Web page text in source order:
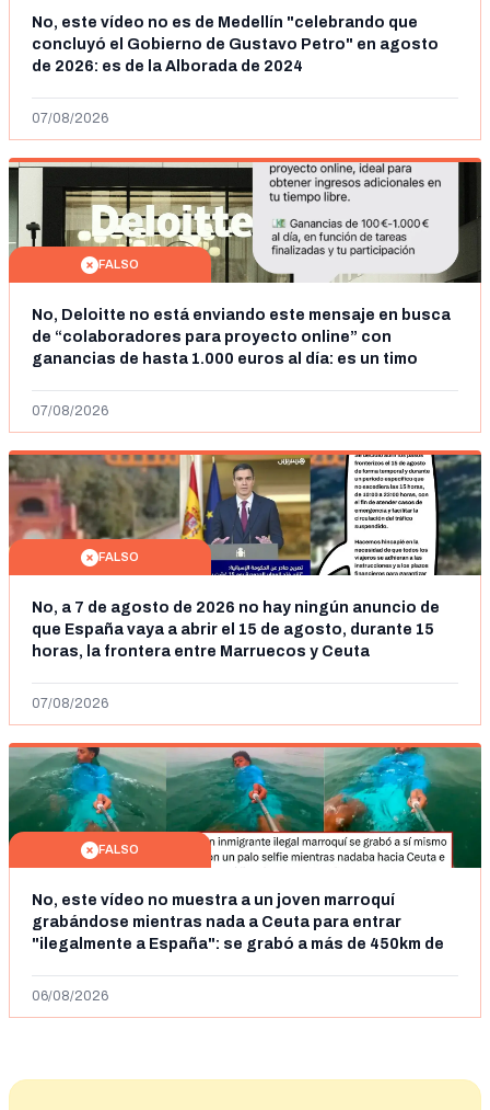
No, este vídeo no es de Medellín "celebrando que
concluyó el Gobierno de Gustavo Petro" en agosto
de 2026: es de la Alborada de 2024
07/08/2026
FALSO
No, Deloitte no está enviando este mensaje en busca
de “colaboradores para proyecto online” con
ganancias de hasta 1.000 euros al día: es un timo
07/08/2026
FALSO
No, a 7 de agosto de 2026 no hay ningún anuncio de
que España vaya a abrir el 15 de agosto, durante 15
horas, la frontera entre Marruecos y Ceuta
07/08/2026
FALSO
No, este vídeo no muestra a un joven marroquí
grabándose mientras nada a Ceuta para entrar
"ilegalmente a España": se grabó a más de 450km de
06/08/2026